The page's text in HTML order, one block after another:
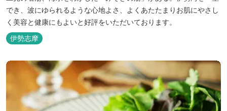
でき、波にゆられるような心地よさ、よくあたたまりお肌にやさし
く美容と健康にもよいと好評をいただいております。
伊勢志摩